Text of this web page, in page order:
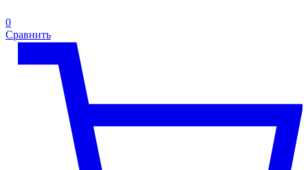
0
Сравнить